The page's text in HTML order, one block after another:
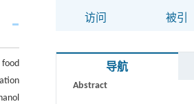
访问 被引
导航
Abstract